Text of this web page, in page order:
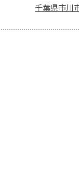
千葉県市川